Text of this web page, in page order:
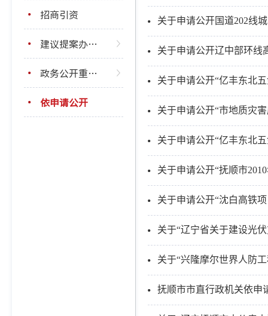
招商引资
建议提案办理结果公开
政务公开重点工作
依申请公开
关于申请公开国道202线
关于申请公开辽中部环线
关于申请公开“亿丰东北
关于申请公开“市地质灾
关于申请公开“亿丰东北
关于申请公开“抚顺市
关于申请公开“沈白高铁
关于“辽宁省关于建设光
关于“兴隆摩尔世界人防
抚顺市市直行政机关依申